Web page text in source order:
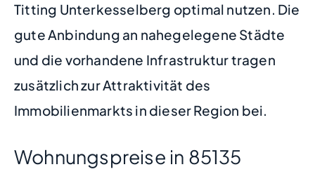
Titting Unterkesselberg optimal nutzen. Die
gute Anbindung an nahegelegene Städte
und die vorhandene Infrastruktur tragen
zusätzlich zur Attraktivität des
Immobilienmarkts in dieser Region bei.
Wohnungspreise in 85135